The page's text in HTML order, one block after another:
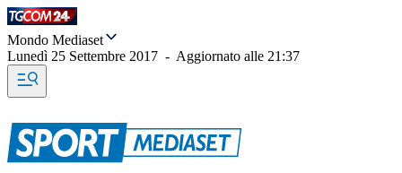
Mondo Mediaset
Lunedì 25 Settembre 2017 - Aggiornato alle 21:37